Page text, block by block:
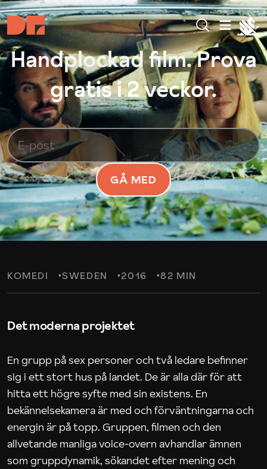
Handplockad film. Prova
gratis i 2 veckor.
GÅ MED
KOMEDI SWEDEN 2016 82 MIN
Det moderna projektet
En grupp på sex personer och två ledare befinner
sig i ett stort hus på landet. De är alla där för att
hitta ett högre syfte med sin existens. En
bekännelsekamera är med och förväntningarna och
energin är på topp. Gruppen, filmen och den
allvetande manliga voice-overn avhandlar ämnen
som gruppdynamik, sökandet efter mening och